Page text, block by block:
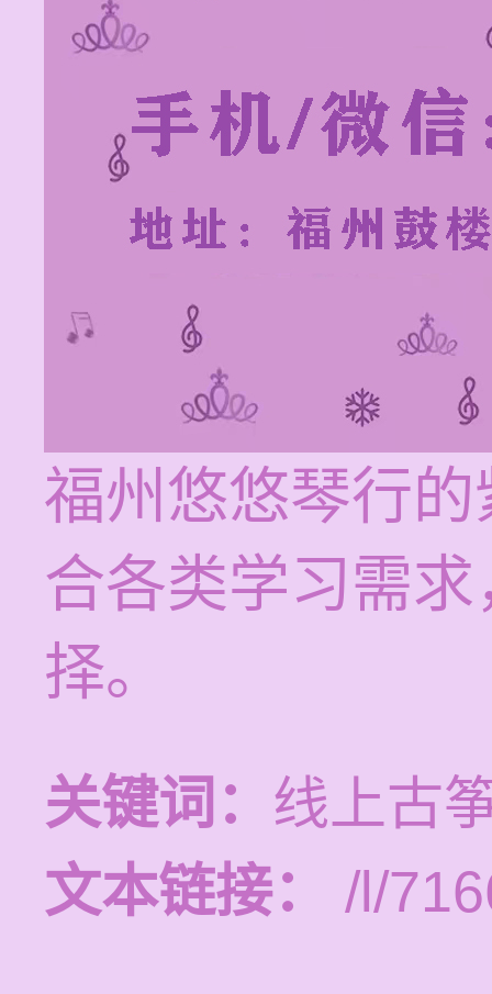
福州悠悠琴行
合各类学习需
择。
关键词： 线上古
文本链接：
/l/